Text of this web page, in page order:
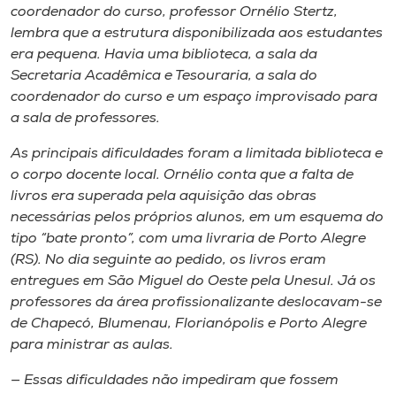
coordenador do curso, professor Ornélio Stertz,
lembra que a estrutura disponibilizada aos estudantes
era pequena. Havia uma biblioteca, a sala da
Secretaria Acadêmica e Tesouraria, a sala do
coordenador do curso e um espaço improvisado para
a sala de professores.
As principais dificuldades foram a limitada biblioteca e
o corpo docente local. Ornélio conta que a falta de
livros era superada pela aquisição das obras
necessárias pelos próprios alunos, em um esquema do
tipo “bate pronto”, com uma livraria de Porto Alegre
(RS). No dia seguinte ao pedido, os livros eram
entregues em São Miguel do Oeste pela Unesul. Já os
professores da área profissionalizante deslocavam-se
de Chapecó, Blumenau, Florianópolis e Porto Alegre
para ministrar as aulas.
— Essas dificuldades não impediram que fossem